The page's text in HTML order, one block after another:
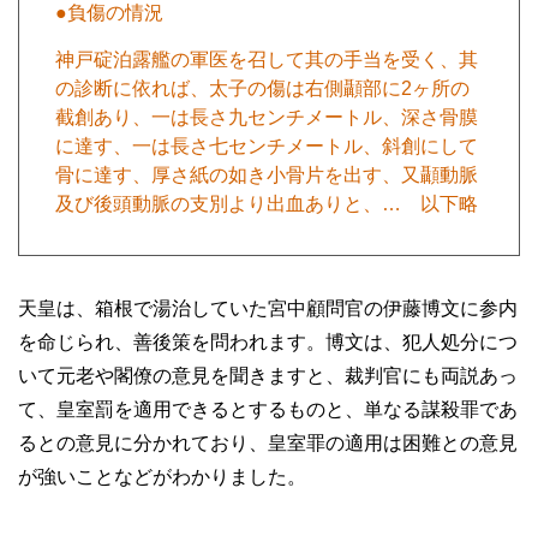
●負傷の情況
神戸碇泊露艦の軍医を召して其の手当を受く、其
の診断に依れば、太子の傷は右側顳部に2ヶ所の
截創あり、一は長さ九センチメートル、深さ骨膜
に達す、一は長さ七センチメートル、斜創にして
骨に達す、厚さ紙の如き小骨片を出す、又顳動脈
及び後頭動脈の支別より出血ありと、… 以下略
天皇は、箱根で湯治していた宮中顧問官の伊藤博文に参内
を命じられ、善後策を問われます。博文は、犯人処分につ
いて元老や閣僚の意見を聞きますと、裁判官にも両説あっ
て、皇室罰を適用できるとするものと、単なる謀殺罪であ
るとの意見に分かれており、皇室罪の適用は困難との意見
が強いことなどがわかりました。